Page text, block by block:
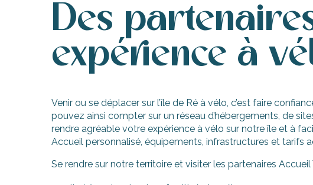
Des
expérience à
Venir ou se déplacer sur l’île de Ré à vélo, c’est faire
pouvez ainsi compter sur un réseau d’hébergements, de
rendre agréable votre expérience à vélo sur notre île et à
Accueil personnalisé, équipements, infrastructures et tarifs
Se rendre sur notre territoire et visiter les partenaires Accueil